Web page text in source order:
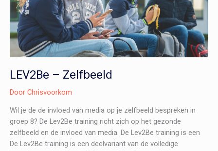
LEV2Be – Zelfbeeld
Door Chrisvoorkom
Wil je de de invloed van media op je zelfbeeld bespreken in
groep 8? De Lev2Be training richt zich op het gezonde
zelfbeeld en de invloed van media. De Lev2Be training is een
De Lev2Be training is een deelvariant van de volledige